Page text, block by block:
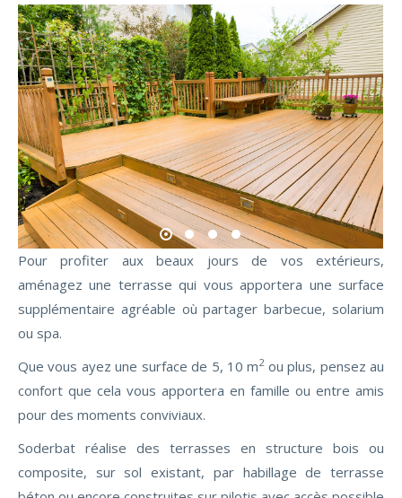
Pour profiter aux beaux jours de vos extérieurs,
aménagez une terrasse qui vous apportera une surface
supplémentaire agréable où partager barbecue, solarium
ou spa.
Que vous ayez une surface de 5, 10 m2ou plus, pensez au
confort que cela vous apportera en famille ou entre amis
pour des moments conviviaux.
Soderbat réalise des terrasses en structure bois ou
composite, sur sol existant, par habillage de terrasse